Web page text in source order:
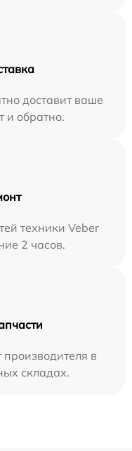
доставит ваше
и обратно.
техники Veber
2 часов.
производителя в
складах.